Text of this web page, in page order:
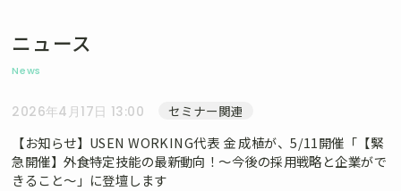
ニュース
News
2026年4月17日 13:00 セミナー関連
【お知らせ】USEN WORKING代表 金 成植が、5/11開催「【緊
急開催】外食特定技能の最新動向！～今後の採用戦略と企業がで
きること～」に登壇します